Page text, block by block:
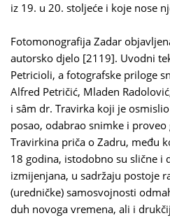
iz 19. u 20. stoljeće i koje nose
Fotomonografija Zadar
autorsko djelo [2119]. Uvodni
Petricioli, a fotografske priloge
Alfred Petričić, Mladen
i sâm dr. Travirka koji je
posao, odabrao snimke i
Travirkina priča o Zadru, među
18 godina, istodobno su slične i
izmijenjana, u sadržaju postoje
(uredničke) samosvojnosti
duh novoga vremena, ali i